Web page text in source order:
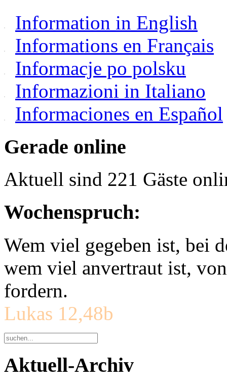
Information in English
Informations en Français
Informacje po polsku
Informazioni in Italiano
Informaciones en Español
Gerade online
Aktuell sind 221 Gäste
Wochenspruch:
Wem viel gegeben ist, bei
wem viel anvertraut ist,
fordern.
Lukas 12,48b
Aktuell-Archiv